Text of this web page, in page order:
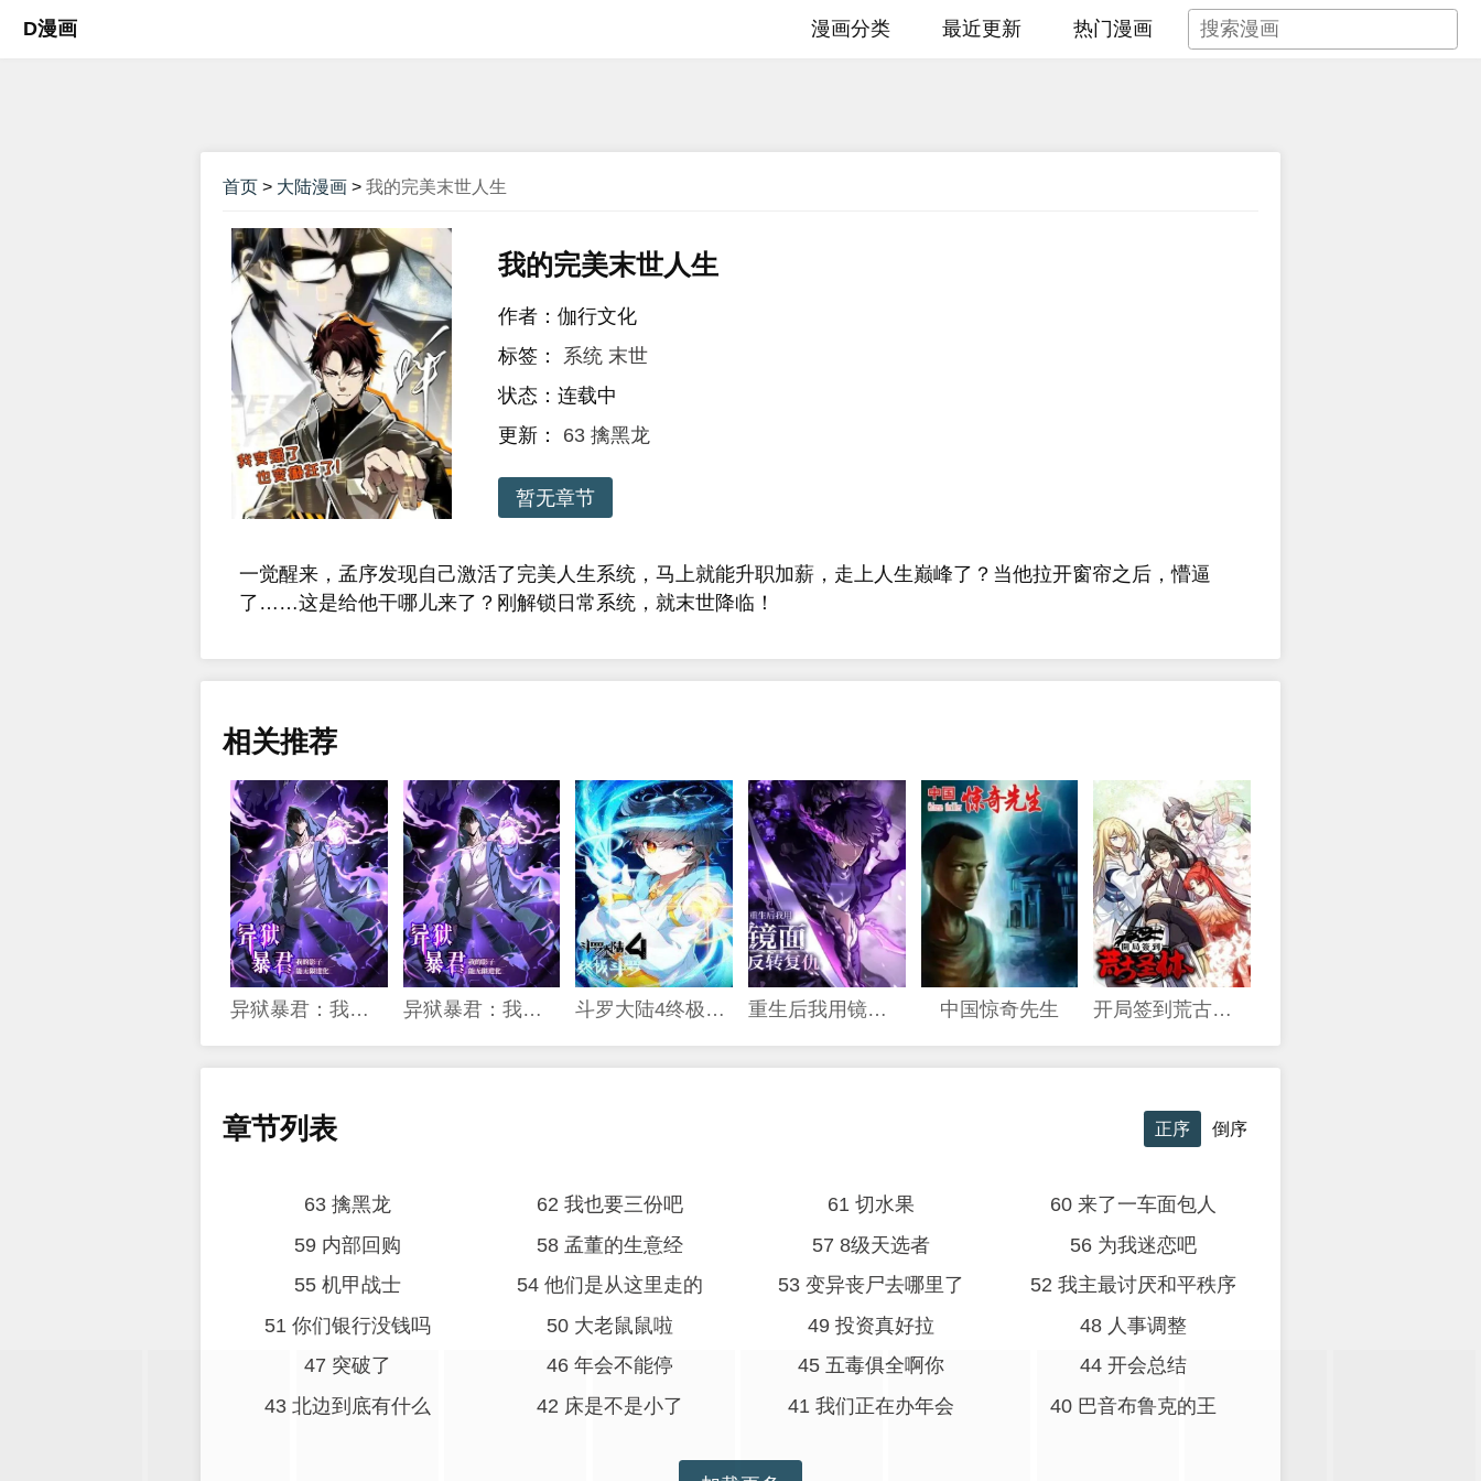
D漫画 漫画分类 最近更新 热门漫画
首页 > 大陆漫画 > 我的完美末世人生
我的完美末世人生
作者：伽行文化
标签： 系统 末世
状态：连载中
更新： 63 擒黑龙
暂无章节
一觉醒来，孟序发现自己激活了完美人生系统，马上就能升职加薪，走上人生巅峰了？当他拉开窗帘之后，懵逼
了……这是给他干哪儿来了？刚解锁日常系统，就末世降临！
相关推荐
异狱暴君：我的影子能无限进化 异狱暴君：我的影子能无限进化 斗罗大陆4终极斗罗 重生后我用镜面反转复仇 中国惊奇先生 开局签到荒古圣体
章节列表 正序 倒序
63 擒黑龙 62 我也要三份吧 61 切水果
60 来了一车面包人
59 内部回购
58 孟董的生意经 57 8级天选者
56 为我迷恋吧
55 机甲战士
54 他们是从这里走的 53 变异丧尸去哪里了
52 我主最讨厌和平秩序
51 你们银行没钱吗
50 大老鼠鼠啦 49 投资真好拉
48 人事调整
47 突破了
46 年会不能停 45 五毒俱全啊你
44 开会总结
43 北边到底有什么
42 床是不是小了 41 我们正在办年会 40 巴音布鲁克的王